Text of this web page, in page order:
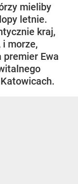
mieliby
letnie.
kraj,
i morze,
premier Ewa